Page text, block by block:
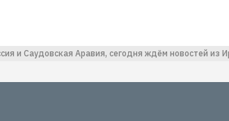
и Саудовская Аравия, сегодня ждём новостей из